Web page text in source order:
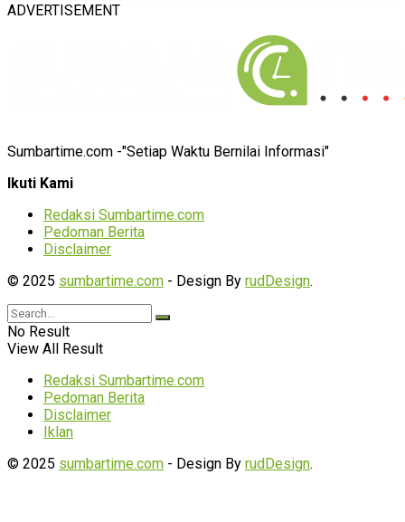
ADVERTISEMENT
Sumbartime.com -"Setiap Waktu Bernilai Informasi"
Ikuti Kami
Redaksi Sumbartime.com
Pedoman Berita
Disclaimer
© 2025 sumbartime.com - Design By rudDesign.
No Result
View All Result
Redaksi Sumbartime.com
Pedoman Berita
Disclaimer
Iklan
© 2025 sumbartime.com - Design By rudDesign.